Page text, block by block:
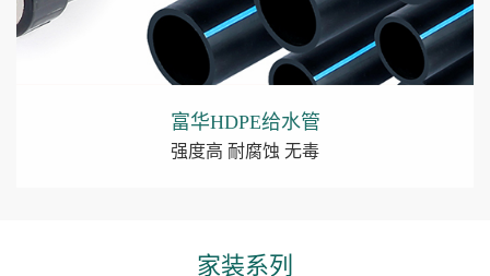
富华HDPE给水管
强度高 耐腐蚀 无毒
家装系列